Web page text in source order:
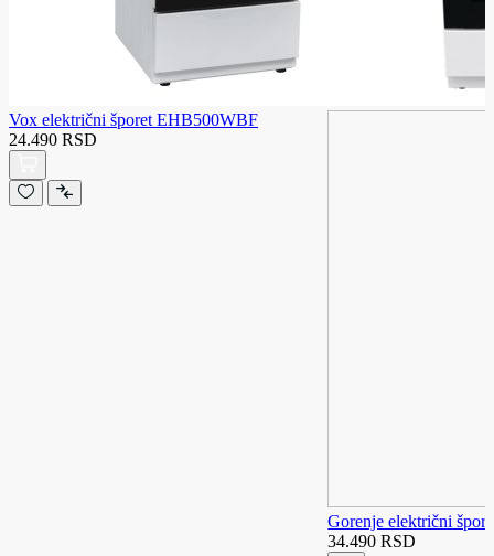
Vox električni šporet EHB500WBF
24.490 RSD
Gorenje električni
34.490 RSD